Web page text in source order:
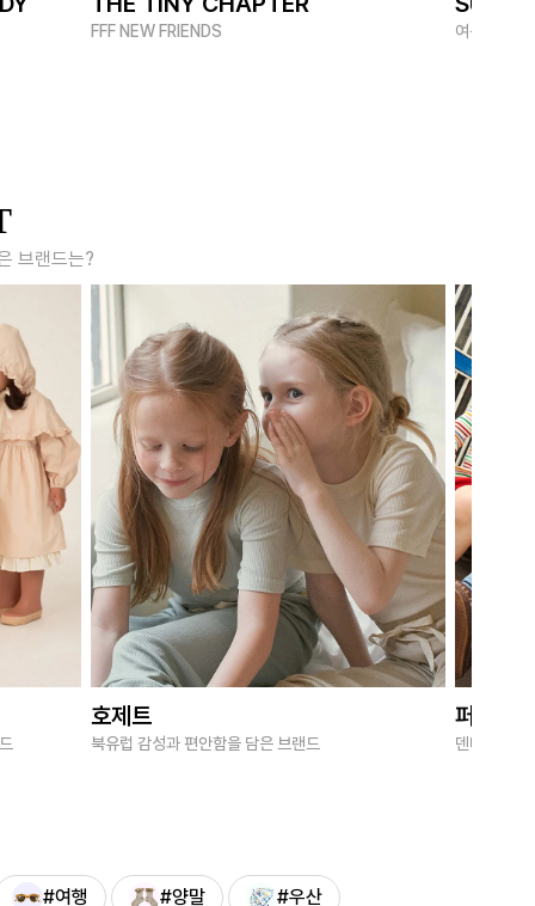
FFF NEW FRIENDS 여름 멋쟁
브랜드는?
호제트
북유럽 감성과 편안함을 담은 브랜드
퍼브키
덴마크 감
#여행 #양말 #우산